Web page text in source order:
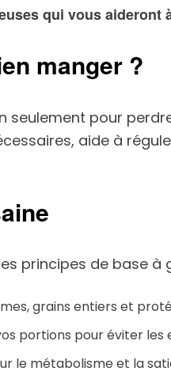
qui vous
manger ?
pour
aide à
principes de base à
grains entiers et
portions pour éviter les
le métabolisme et la